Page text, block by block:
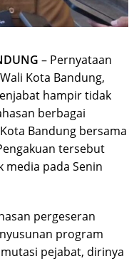
– Pernyataan
Kota Bandung,
hampir tidak
berbagai
Bandung bersama
tersebut
media pada Senin
pergeseran
program
pejabat, dirinya